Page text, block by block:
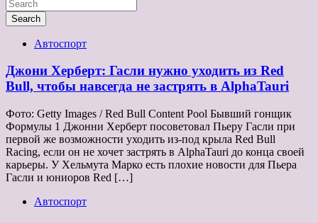
Search
Автоспорт
Джони Херберт: Гасли нужно уходить из Red
Bull, чтобы навсегда не застрять в AlphaTauri
Фото: Getty Images / Red Bull Content Pool Бывший гонщик
Формулы 1 Джонни Херберт посоветовал Пьеру Гасли при
первой же возможности уходить из-под крыла Red Bull
Racing, если он не хочет застрять в AlphaTauri до конца своей
карьеры. У Хельмута Марко есть плохие новости для Пьера
Гасли и юниоров Red […]
Автоспорт